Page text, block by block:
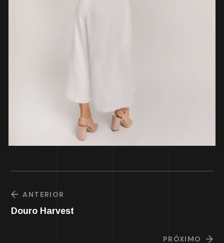
ANTERIOR
Douro Harvest
PRÓXIMO